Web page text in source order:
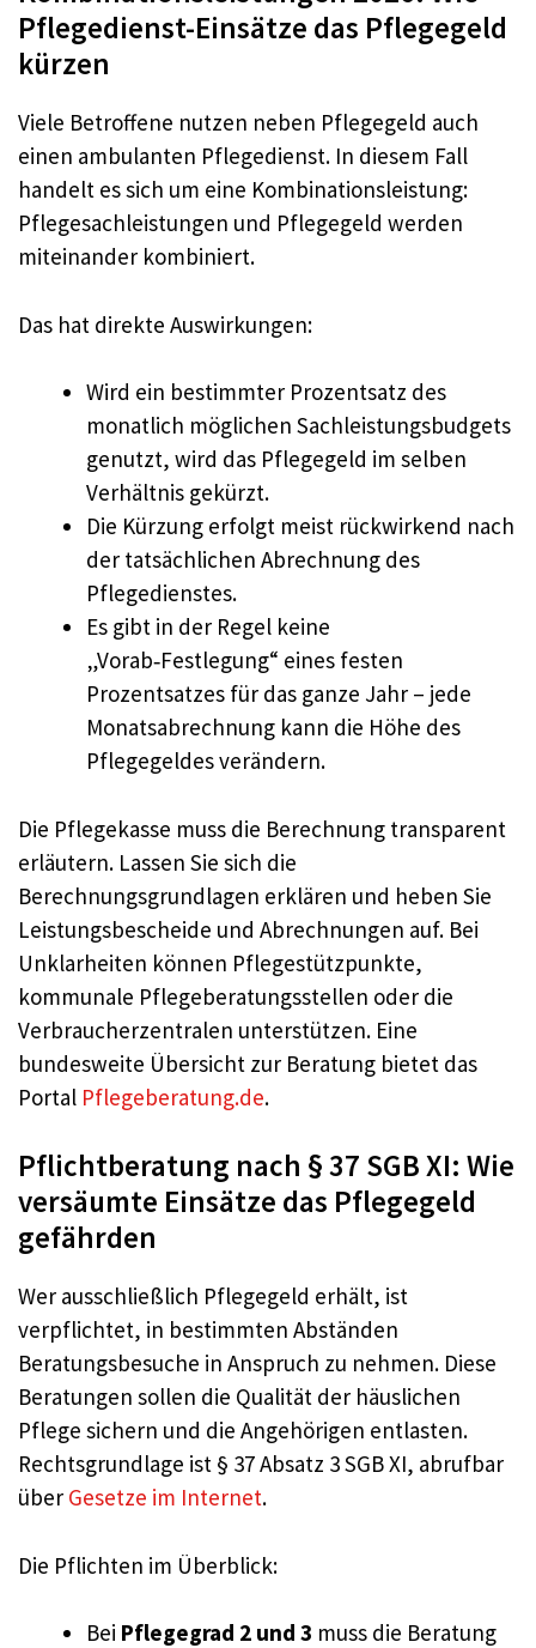
Pflegedienst-Einsätze das Pflegegeld
kürzen
Viele Betroffene nutzen neben Pflegegeld auch
einen ambulanten Pflegedienst. In diesem Fall
handelt es sich um eine Kombinationsleistung:
Pflegesachleistungen und Pflegegeld werden
miteinander kombiniert.
Das hat direkte Auswirkungen:
Wird ein bestimmter Prozentsatz des
monatlich möglichen Sachleistungsbudgets
genutzt, wird das Pflegegeld im selben
Verhältnis gekürzt.
Die Kürzung erfolgt meist rückwirkend nach
der tatsächlichen Abrechnung des
Pflegedienstes.
Es gibt in der Regel keine
„Vorab‑Festlegung“ eines festen
Prozentsatzes für das ganze Jahr – jede
Monatsabrechnung kann die Höhe des
Pflegegeldes verändern.
Die Pflegekasse muss die Berechnung transparent
erläutern. Lassen Sie sich die
Berechnungsgrundlagen erklären und heben Sie
Leistungsbescheide und Abrechnungen auf. Bei
Unklarheiten können Pflegestützpunkte,
kommunale Pflegeberatungsstellen oder die
Verbraucherzentralen unterstützen. Eine
bundesweite Übersicht zur Beratung bietet das
Portal Pflegeberatung.de.
Pflichtberatung nach § 37 SGB XI: Wie
versäumte Einsätze das Pflegegeld
gefährden
Wer ausschließlich Pflegegeld erhält, ist
verpflichtet, in bestimmten Abständen
Beratungsbesuche in Anspruch zu nehmen. Diese
Beratungen sollen die Qualität der häuslichen
Pflege sichern und die Angehörigen entlasten.
Rechtsgrundlage ist § 37 Absatz 3 SGB XI, abrufbar
über Gesetze im Internet.
Die Pflichten im Überblick:
Bei Pflegegrad 2 und 3 muss die Beratung